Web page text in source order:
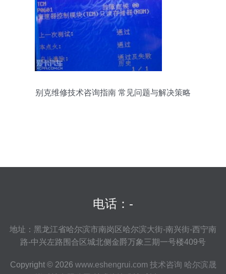
别克维修技术咨询指南 常见问题与解决策略
电话：-
地址：黑龙江省哈尔滨市南岗区哈尔滨大街-南兴街-西宁南
路-中兴左路围合区城北侧金爵万象三期一号楼409号
Copyright © 2026 www.eshengrui.com 技术咨询 哈尔滨晟